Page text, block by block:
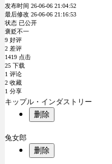
发布时间 26-06-06 21:04:52
最后修改 26-06-06 21:16:53
状态 已公开
褒贬不一
9 好评
2 差评
1419 点击
25 下载
1 评论
2 收藏
1 分享
キップル・インダストリー
删除
兔女郎
删除